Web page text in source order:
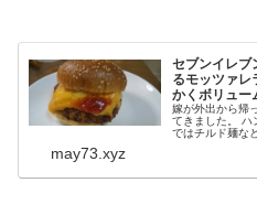
セブンイレブ
るモッツァレ
かくボリュー
嫁が外出から帰
てきました。 ハ
ではチルド麺な
may73.xyz